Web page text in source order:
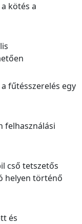
kötés a
fűtésszerelés egy
felhasználási
cső tetszetős
helyen történő
és